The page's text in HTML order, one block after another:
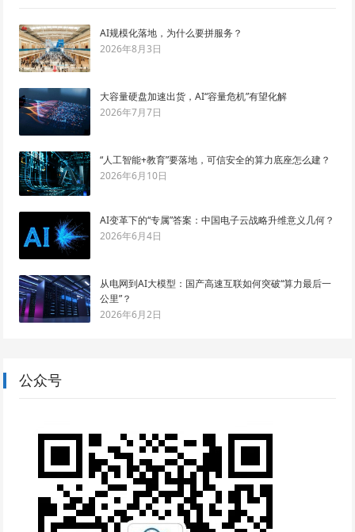
AI规模化落地，为什么要拼服务？
2026年8月3日
大容量硬盘加速出货，AI“容量危机”有望化解
2026年7月7日
“人工智能+教育”要落地，可信安全的算力底座怎么建？
2026年6月10日
AI变革下的“专属”答案：中国电子云战略升维意义几何？
2026年6月4日
从电网到AI大模型：国产高速互联如何突破“算力最后一
公里”？
2026年6月2日
公众号